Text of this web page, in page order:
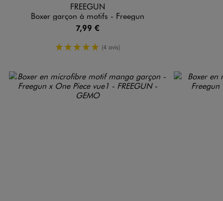
FREEGUN
Boxer garçon à motifs - Freegun
7,99 €
5/5 de moyenne
(4 avis)